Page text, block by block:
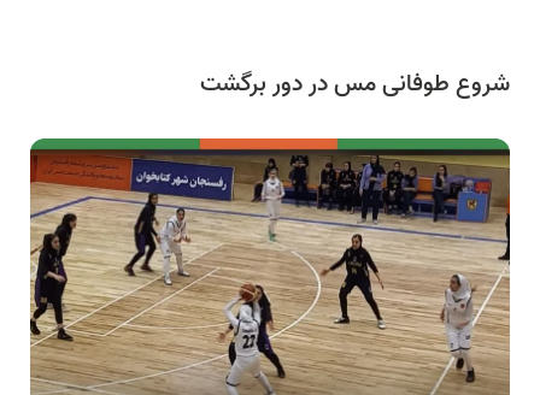
شروع طوفانی مس در دور برگشت